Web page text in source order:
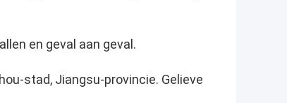
en geval aan geval.
stad, Jiangsu-provincie. Gelieve